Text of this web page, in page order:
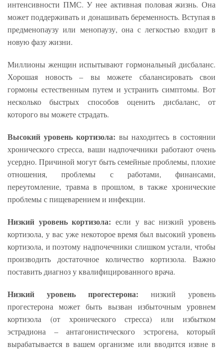
интенсивности ПМС. У нее активная половая жизнь. Она
может поддерживать и донашивать беременность. Вступая в
предменопаузу или менопаузу, она с легкостью входит в
новую фазу жизни.
Миллионы женщин испытывают гормональный дисбаланс.
Хорошая новость – вы можете сбалансировать свои
гормоны естественным путем и устранить симптомы. Вот
несколько быстрых способов оценить дисбаланс, от
которого вы можете страдать.
Высокий уровень кортизола: вы находитесь в состоянии
хронического стресса, ваши надпочечники работают очень
усердно. Причиной могут быть семейные проблемы, плохие
отношения, проблемы с работами, финансами,
переутомление, травма в прошлом, в также хронические
проблемы с пищеварением и инфекции.
Низкий уровень кортизола:если у вас низкий уровень
кортизола, у вас уже некоторое время был высокий уровень
кортизола, и поэтому надпочечники слишком устали, чтобы
производить достаточное количество кортизола. Важно
поставить диагноз у квалифицированного врача.
Низкий уровень прогестерона: низкий уровень
прогестерона может быть вызван избыточным уровнем
кортизола (от хронического стресса) или избытком
эстрадиона – антагонистического эстрогена, который
вырабатывается в вашем организме или вводится извне в